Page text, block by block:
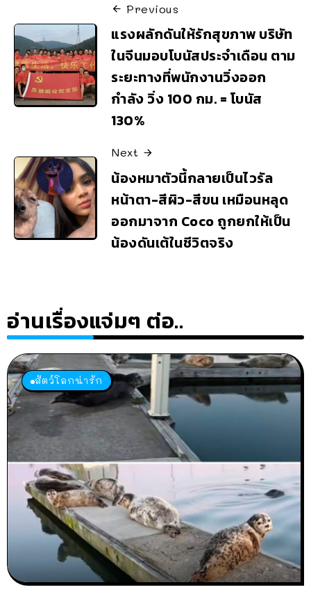
Previous
แรงผลักดันให้รักสุขภาพ บริษัท
ในจีนมอบโบนัสประจำเดือน ตาม
ระยะทางที่พนักงานวิ่งออก
กำลัง วิ่ง 100 กม. = โบนัส
130%
Next
น้องหมาตัวนี้กลายเป็นไวรัล
หน้าตา-สีผิว-สีขน เหมือนหลุด
ออกมาจาก Coco ถูกยกให้เป็น
น้องดันเต้ในชีวิตจริง
อ่านเรื่องแจ่มๆ ต่อ..
สัตว์โลกน่ารัก